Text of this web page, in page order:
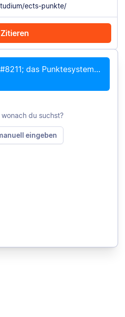
Zitieren
Chrome zitieren Manuell zitieren
ECTS im Studium &#8211; das Punktesystem erklärt
du suchst?
eingeben